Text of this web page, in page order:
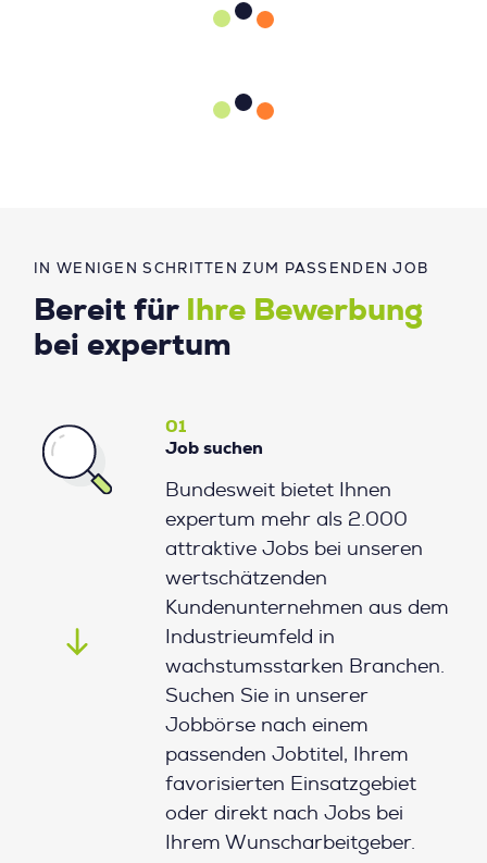
IN WENIGEN SCHRITTEN ZUM PASSENDEN JOB
Bereit für
Ihre Bewerbung
bei expertum
01
Job suchen
Bundesweit bietet Ihnen
expertum mehr als 2.000
attraktive Jobs bei unseren
wertschätzenden
Kundenunternehmen aus dem
Industrieumfeld in
wachstumsstarken Branchen.
Suchen Sie in unserer
Jobbörse nach einem
passenden Jobtitel, Ihrem
favorisierten Einsatzgebiet
oder direkt nach Jobs bei
Ihrem Wunscharbeitgeber.